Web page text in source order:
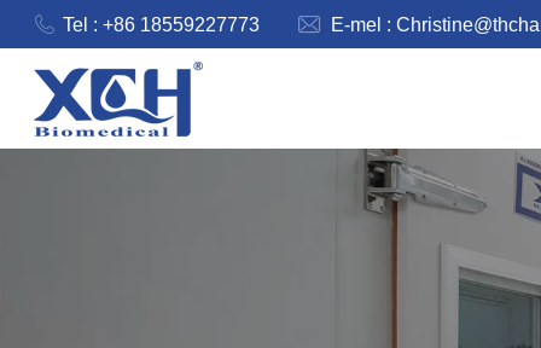
Tel : +86 18559227773 E-mel :